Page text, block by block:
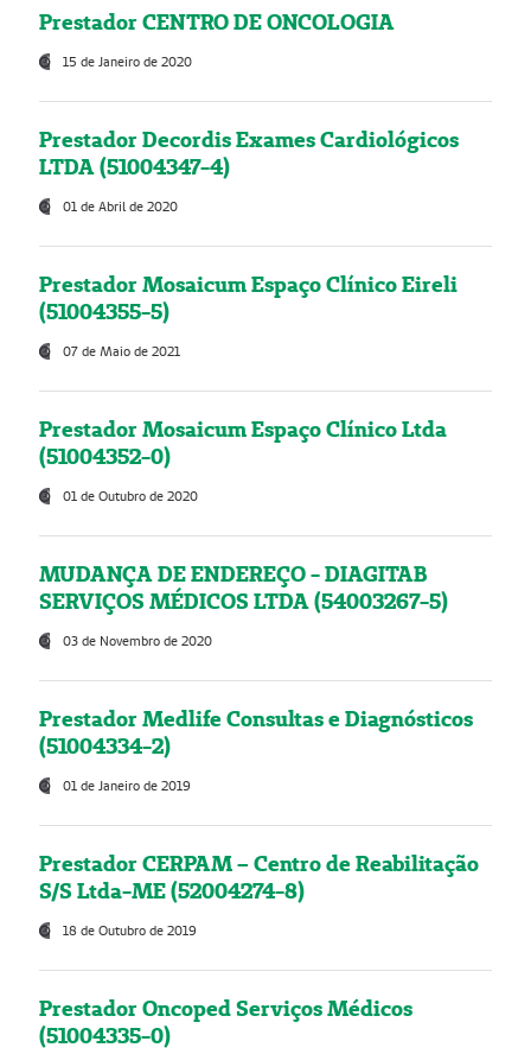
Prestador CENTRO DE ONCOLOGIA
15 de Janeiro de 2020
Prestador Decordis Exames Cardiológicos
LTDA (51004347-4)
01 de Abril de 2020
Prestador Mosaicum Espaço Clínico Eireli
(51004355-5)
07 de Maio de 2021
Prestador Mosaicum Espaço Clínico Ltda
(51004352-0)
01 de Outubro de 2020
MUDANÇA DE ENDEREÇO - DIAGITAB
SERVIÇOS MÉDICOS LTDA (54003267-5)
03 de Novembro de 2020
Prestador Medlife Consultas e Diagnósticos
(51004334-2)
01 de Janeiro de 2019
Prestador CERPAM – Centro de Reabilitação
S/S Ltda-ME (52004274-8)
18 de Outubro de 2019
Prestador Oncoped Serviços Médicos
(51004335-0)